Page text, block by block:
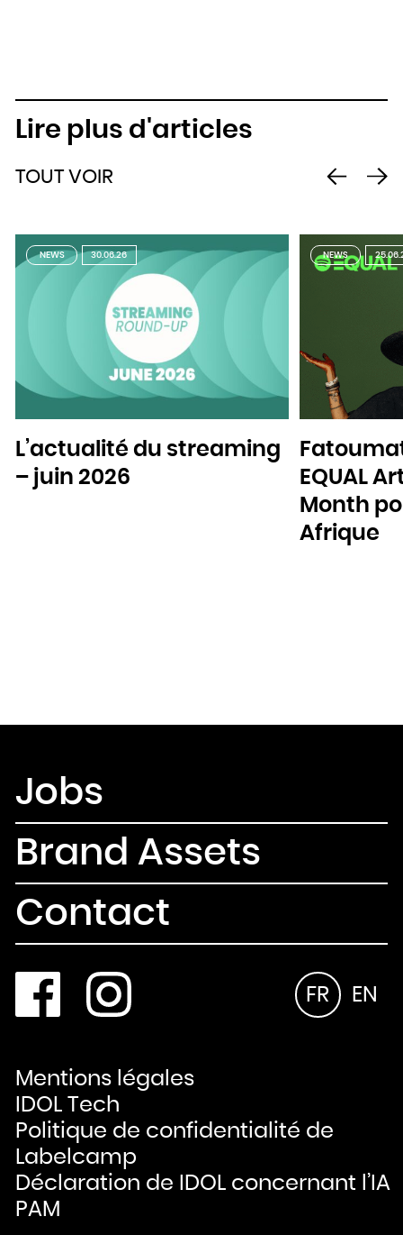
Lire plus d'articles
TOUT VOIR
NEWS 30.06.26
L’actualité du streaming
– juin 2026
NEWS
EQUAL
Month
Afrique
Jobs
Brand Assets
Contact
FR EN
Mentions légales
IDOL Tech
Politique de confidentialité de
Labelcamp
Déclaration de IDOL concernant l’IA
PAM